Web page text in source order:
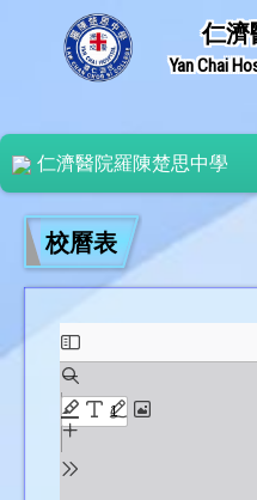
仁濟
Yan Chai
仁濟醫院羅陳楚思中學
校曆表